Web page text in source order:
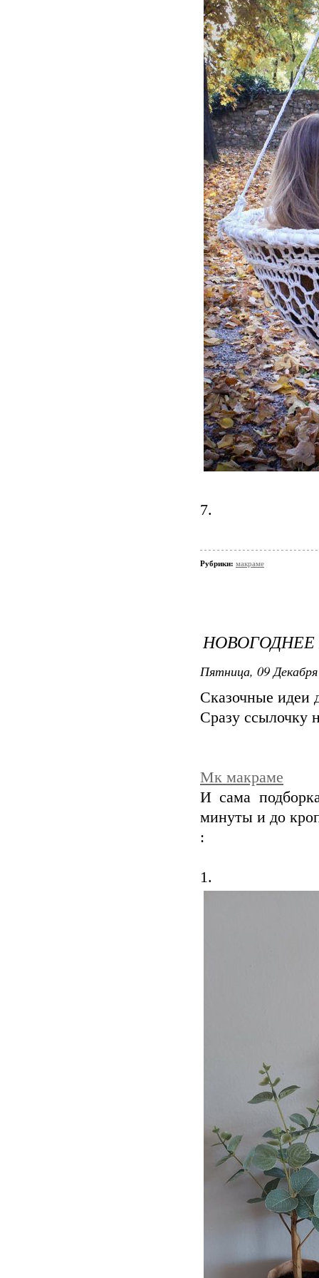
7.
Рубрики: макраме
Пятница, 09
Сказочные идеи
Сразу ссылочку
Мк макраме
И сама
минуты и до
:
1.